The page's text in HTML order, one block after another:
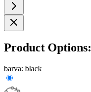
Product Options:
barva: black